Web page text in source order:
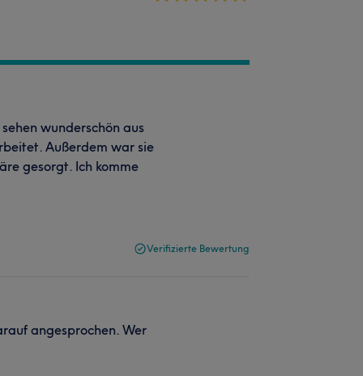
wunderschön aus
Außerdem war sie
gesorgt. Ich komme
Verifizierte Bewertung
angesprochen. Wer